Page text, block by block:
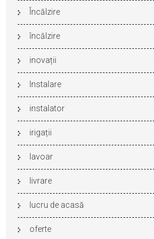
Încălzire
încălzire
inovații
Instalare
instalator
irigații
lavoar
livrare
lucru de acasă
oferte